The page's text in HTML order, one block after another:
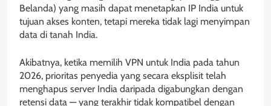
Belanda) yang masih dapat menetapkan IP India untuk
tujuan akses konten, tetapi mereka tidak lagi menyimpan
data di tanah India.
Akibatnya, ketika memilih VPN untuk India pada tahun
2026, prioritas penyedia yang secara eksplisit telah
menghapus server India daripada digabungkan dengan
retensi data — yang terakhir tidak kompatibel dengan